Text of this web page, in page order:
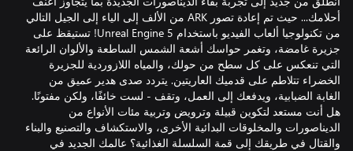
أحلامك... حيث تم إعادة تصور ARK من الألف إلى الياء إلى الجيل التالي
من تكنولوجيا ألعاب الفيديو باستخدام Unreal Engine 5! تستيقظ على
جزيرة غامضة، وتغمر حواسك أشعة الشمس الساطعة والألوان الرائعة
التي تنعكس على كل سطح من حولك، والمياه اللازوردية للجزيرة
الخضراء تتلاطم على قدميك العاريتين. يتردد صدى هدير عميق من
الغابة الضبابية، ويدفعك إلى العمل، وتقف - لست خائفًا، ولكن مفتونًا.
هل أنت مستعد لتكوين قبيلة وترويض وتربية مئات الأنواع من
الديناصورات والمخلوقات البدائية الأخرى، والاستكشاف والتصنيع والبناء
والقتال في طريقك إلى قمة السلسلة الغذائية؟ عالمك الجديد في